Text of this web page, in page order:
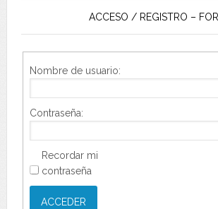
ACCESO / REGISTRO –
Nombre de usuario:
Contraseña:
Recordar mi
contraseña
ACCEDER